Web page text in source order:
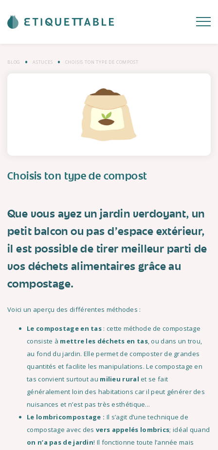
BLOG ASTUCES CHOISIS TON TYPE DE COMPOST
Choisis ton type de compost
Que vous ayez un jardin verdoyant, un
petit balcon ou pas d'espace extérieur,
il est possible de tirer meilleur parti de
vos déchets alimentaires grâce au
compostage.
Voici un aperçu des différentes méthodes :
Le compostage en tas : cette méthode de compostage
consiste à mettre les déchets en tas, ou dans un trou,
au fond du jardin. Elle permet de composter de grandes
quantités et facilite les manipulations. Le compostage en
tas convient surtout au milieu rural et se fait
généralement loin des habitations car il peut générer des
nuisances et n’est pas très esthétique...
Le lombricompostage : Il s’agit d’une technique de
compostage avec desvers appelés lombrics; idéal quand
on n’a pas de jardin! Il fonctionne toute l’année mais